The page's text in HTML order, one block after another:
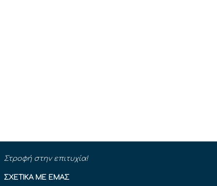
Στροφή στην επιτυχία!
ΣΧΕΤΙΚΆ ΜΕ ΕΜΆΣ